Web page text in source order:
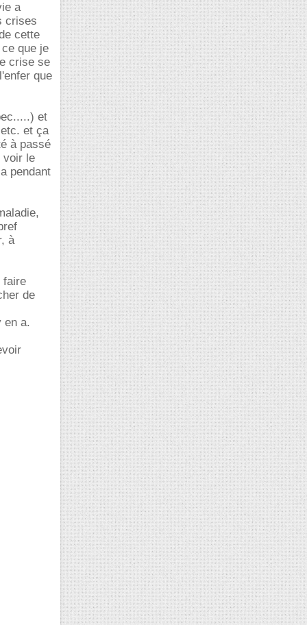
a
crises
cette
que je
crise se
que
et
et ça
à passé
voir le
pendant
à
faire
de
en a.